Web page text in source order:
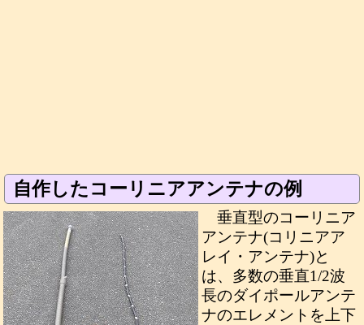
自作したコーリニアアンテナの例
垂直型のコーリニア
アンテナ(コリニアア
レイ・アンテナ)と
は、多数の垂直1/2波
長のダイポールアンテ
ナのエレメントを上下